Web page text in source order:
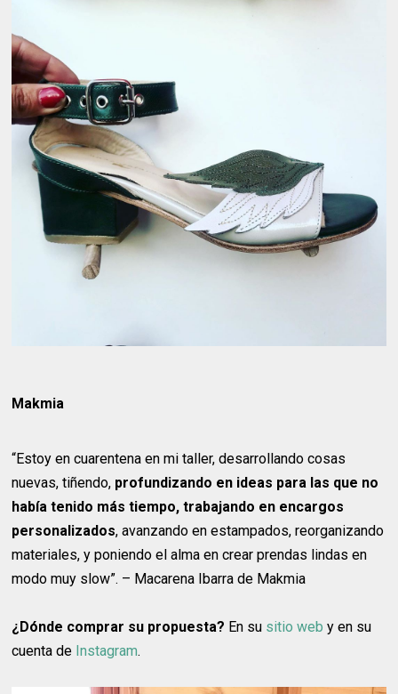
Makmia
“Estoy en cuarentena en mi taller, desarrollando cosas
nuevas, tiñendo, profundizando en ideas para las que no
había tenido más tiempo, trabajando en encargos
personalizados, avanzando en estampados, reorganizando
materiales, y poniendo el alma en crear prendas lindas en
modo muy slow”. – Macarena Ibarra de Makmia
¿Dónde comprar su propuesta? En su sitio web y en su
cuenta de Instagram.